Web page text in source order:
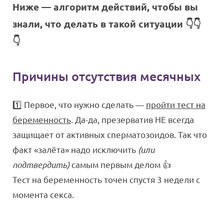
Ниже — алгоритм действий, чтобы вы
знали, что делать в такой ситуации 👇👇
👇
Причины отсутствия месячных
1️⃣ Первое, что нужно сделать — пройти тест на
беременность. Да-да, презерватив НЕ всегда
защищает от активных сперматозоидов. Так что
факт «залёта» надо исключить (или
подтвердить)самым первым делом 👍
Тест на беременность точен спустя 3 недели с
момента секса.